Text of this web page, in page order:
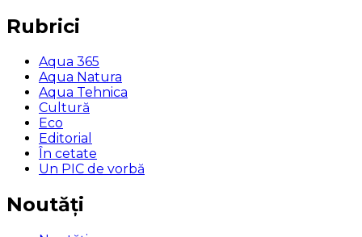
Rubrici
Aqua 365
Aqua Natura
Aqua Tehnica
Cultură
Eco
Editorial
În cetate
Un PIC de vorbă
Noutăți